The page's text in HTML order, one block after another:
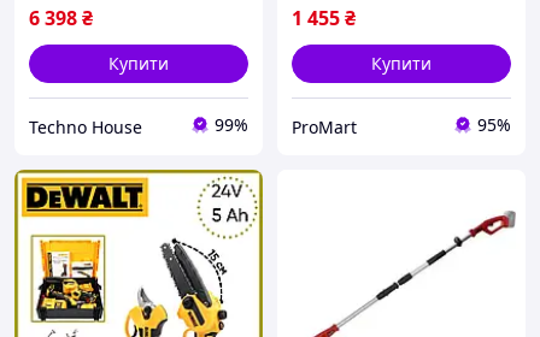
6 398₴
Купити
Techno House 99%
1 455₴
Купити
ProMart 95%